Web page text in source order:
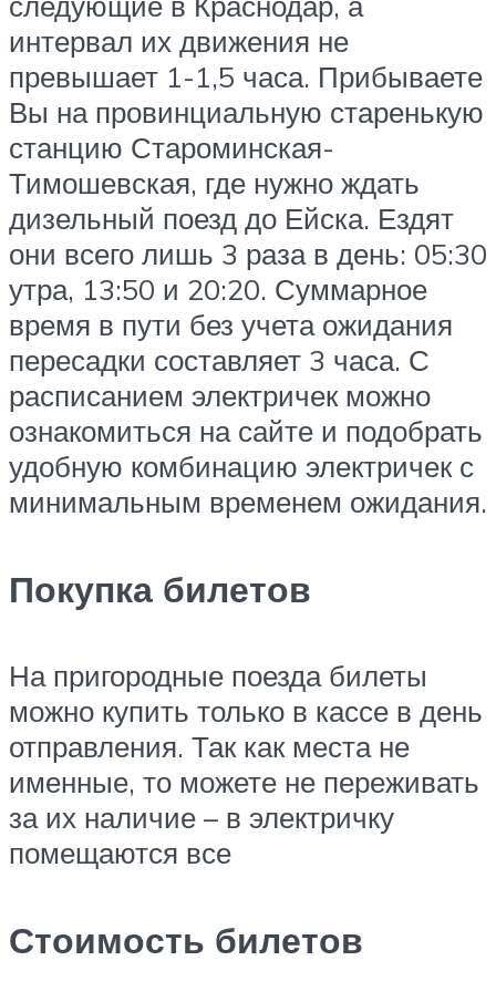
интервал их движения не
превышает 1-1,5 часа. Прибываете
Вы на провинциальную старенькую
станцию Староминская-
Тимошевская, где нужно ждать
дизельный поезд до Ейска. Ездят
они всего лишь 3 раза в день: 05:30
утра, 13:50 и 20:20. Суммарное
время в пути без учета ожидания
пересадки составляет 3 часа. С
расписанием электричек можно
ознакомиться на сайте и подобрать
удобную комбинацию электричек с
минимальным временем ожидания.
Покупка билетов
На пригородные поезда билеты
можно купить только в кассе в день
отправления. Так как места не
именные, то можете не переживать
за их наличие – в электричку
помещаются все
Стоимость билетов